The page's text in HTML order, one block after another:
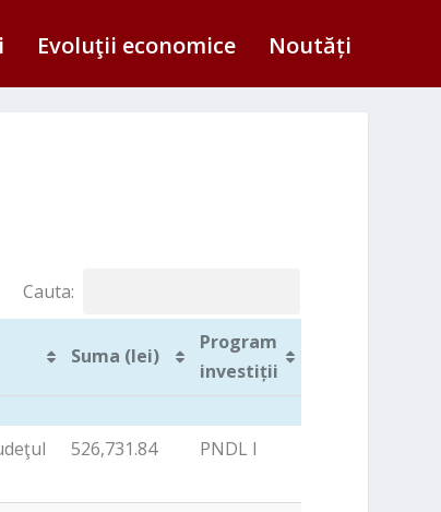
Evoluţii economice Noutăți
Cauta:
Suma (lei)
Program
investiții
Suma (lei)
Program
investiții
526,731.84 PNDL I